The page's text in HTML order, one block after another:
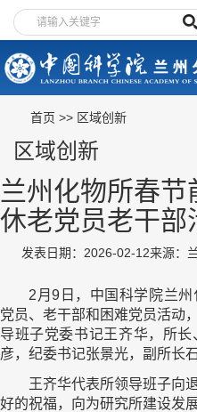
首页 >> 区域创新
区域创新
兰州化物所春节
休老党员老干部
发表日期：2026-02-12来源：
2月9日，中国科学院兰
党员、老干部和困难党员活动
导班子党委书记王齐华，所
彦，纪委书记张景光，副所长
王齐华代表所领导班子向
好的祝福，向为研究所建设发